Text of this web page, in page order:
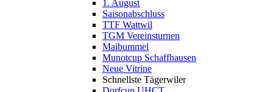
1. August
Saisonabschluss
TTF Wattwil
TGM Vereinsturnen
Maibummel
Munotcup Schaffhausen
Neue Vitrine
Schnellste Tägerwiler